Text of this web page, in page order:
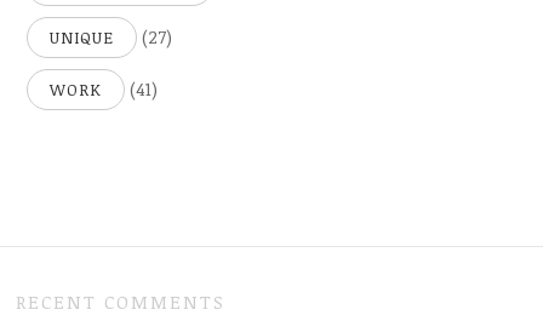
UNIQUE (27)
WORK (41)
RECENT COMMENTS